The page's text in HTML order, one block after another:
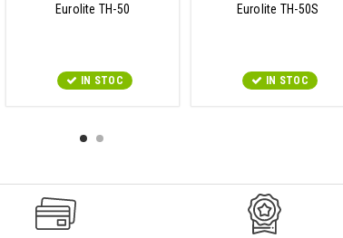
Eurolite TH-50
IN STOC
Eurolite TH-50S
IN STOC